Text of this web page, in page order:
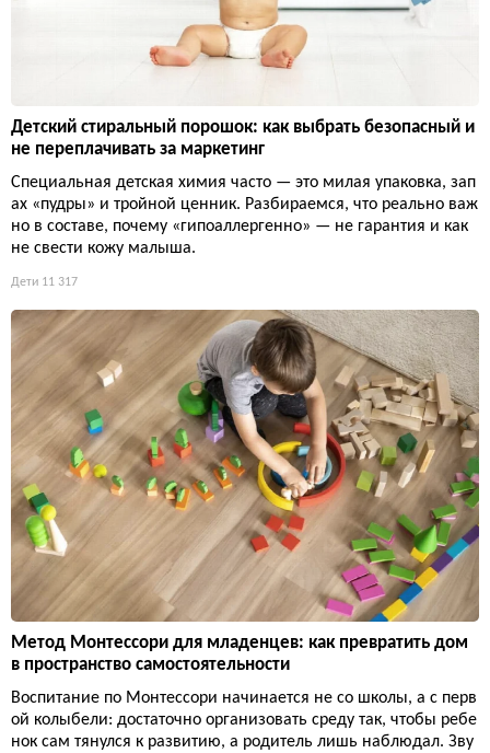
Детский стиральный порошок: как выбрать безопасный и
не переплачивать за маркетинг
Специальная детская химия часто — это милая упаковка, зап
ах «пудры» и тройной ценник. Разбираемся, что реально важ
но в составе, почему «гипоаллергенно» — не гарантия и как
не свести кожу малыша.
Дети 11 317
Метод Монтессори для младенцев: как превратить дом
в пространство самостоятельности
Воспитание по Монтессори начинается не со школы, а с перв
ой колыбели: достаточно организовать среду так, чтобы ребе
нок сам тянулся к развитию, а родитель лишь наблюдал. Зву